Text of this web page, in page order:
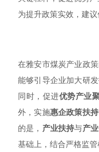
为提升政策实效，建
在雅安市煤炭产业政
能够引导企业加大研
同时，促进优势产业
外，实施惠企政策扶持
的是， 产业扶持与产
基础上，结合严格监